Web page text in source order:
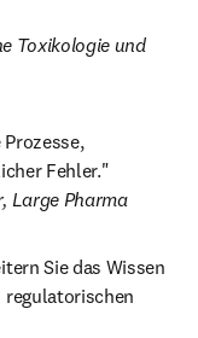
Toxikologie und
Large Pharma
Sie das Wissen
regulatorischen